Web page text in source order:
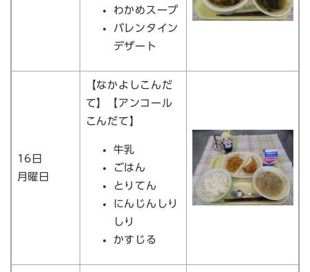
わかめスープ
バレンタイン
デザート
16日
月曜日
【なかよしこんだ
て】【アンコール
こんだて】
牛乳
ごはん
とりてん
にんじんしり
しり
かすじる